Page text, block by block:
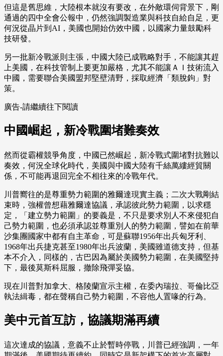
但這是舊思維，大陸根本就沒有要改，在外敵環伺背景下，剛
通過的四中全會公報中，仍然強調製造業與科技自給自足，更
何況從晶片到AI，美國也開始仿效中國，以國家力量鼓勵科
技研發。
另一批新冷戰派則主張，中國大陸已成戰略對手，不能讓其趕
上美國，在科技管制上要更加嚴格，尤其不能讓ＡＩ技術流入
中國，需要聯合美國盟邦堅壁清野，採取經濟「類脫鉤」對
策。
廣告-請繼續往下閱讀
中國崛起，新冷戰圍堵難奏效
然而從霸權競爭角度，中國已然崛起，新冷戰式圍堵對抗難以
奏效，何況全球化時代，美國與中國大陸有千絲萬縷經貿關
係，不可能再退回完全不相往來的冷戰年代。
川普嚮往的是尊重勢力範圍的雅爾達現實主義；二次大戰剛結
束時，強權曾想藉雅爾達協議，承認彼此勢力範圍，以求穩
定，「建立勢力範圍」的要義是，不只是要求別人不來侵犯自
己勢力範圍，也必須承認並尊重別人的勢力範圍，譬如在前華
沙集團國家中都有自主革命，可是蘇聯1956年出兵匈牙利、
1968年出兵捷克甚至1980年出兵波蘭，美國雖道德支持，但基
本不介入，同樣的，古巴因為屬於美國勢力範圍，在美國堅持
下，最後莫斯科屈服，撤除飛彈妥協。
現在川普對加拿大、格陵蘭宣示主權，在委內瑞拉、哥倫比亞
執法緝毒，都在聲稱自己勢力範圍，不容他人置喙的行為。
美中元首互訪，協議期滿再續
這次達成的協議，意義不止於暫時停戰，川普已經強調，一年